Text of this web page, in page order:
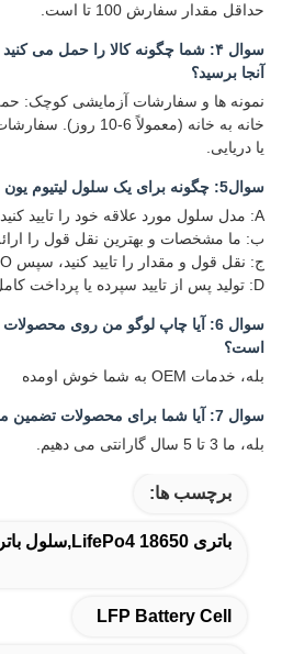
حداقل مقدار سفارش 100 تا است.
سوال ۴: شما چگونه کالا را حمل می
آنجا برسید؟
نمونه ها و سفارشات آزمایشی کوچک: حمل و
خانه به خانه (معمولاً 6-
یا دریایی.
سوال5: چگونه برای یک سلول لیتیوم یون سفارش می دهیم؟
ب: ما مشخصات و بهترین نقل قول را
ج: نقل قول و مقدار را تایید کنید، سپس PO را صادر کنید
سوال 6: آیا چاپ لوگو من روی
است؟
بله، خدمات OEM به شما خوش اومده
سوال 7: آیا شما برای محصولات تضمین می کنید؟
بله، ما 3 تا 5 سال گارانتی می دهیم.
برچسب ها:
باتری 18650 LifePo4,سلول باتری LFP,باتری لیتیوم یون سیلندر
LFP Battery Cell